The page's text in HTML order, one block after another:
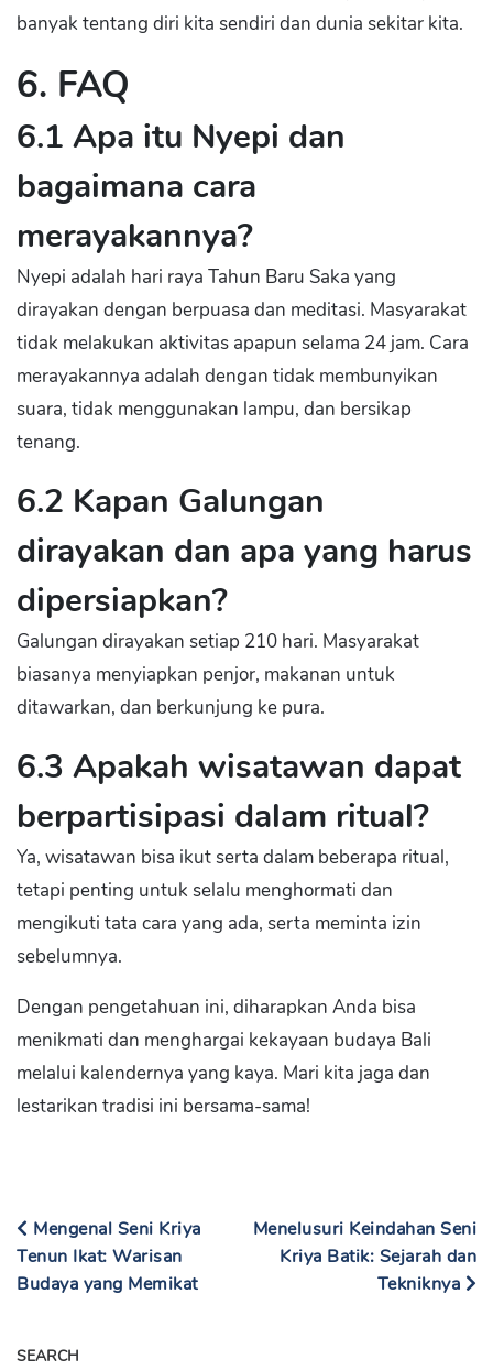
banyak tentang diri kita sendiri dan dunia sekitar kita.
6. FAQ
6.1 Apa itu Nyepi dan
bagaimana cara
merayakannya?
Nyepi adalah hari raya Tahun Baru Saka yang
dirayakan dengan berpuasa dan meditasi. Masyarakat
tidak melakukan aktivitas apapun selama 24 jam. Cara
merayakannya adalah dengan tidak membunyikan
suara, tidak menggunakan lampu, dan bersikap
tenang.
6.2 Kapan Galungan
dirayakan dan apa yang harus
dipersiapkan?
Galungan dirayakan setiap 210 hari. Masyarakat
biasanya menyiapkan penjor, makanan untuk
ditawarkan, dan berkunjung ke pura.
6.3 Apakah wisatawan dapat
berpartisipasi dalam ritual?
Ya, wisatawan bisa ikut serta dalam beberapa ritual,
tetapi penting untuk selalu menghormati dan
mengikuti tata cara yang ada, serta meminta izin
sebelumnya.
Dengan pengetahuan ini, diharapkan Anda bisa
menikmati dan menghargai kekayaan budaya Bali
melalui kalendernya yang kaya. Mari kita jaga dan
lestarikan tradisi ini bersama-sama!
Mengenal Seni Kriya
Tenun Ikat: Warisan
Budaya yang Memikat
Menelusuri Keindahan Seni
Kriya Batik: Sejarah dan
Tekniknya
SEARCH